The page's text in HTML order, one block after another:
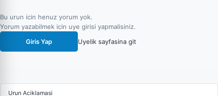
Bu urun icin henuz yorum yok.
Yorum yazabilmek icin uye girisi yapmalisiniz.
Giris Yap
Uyelik sayfasina git
Urun Aciklamasi